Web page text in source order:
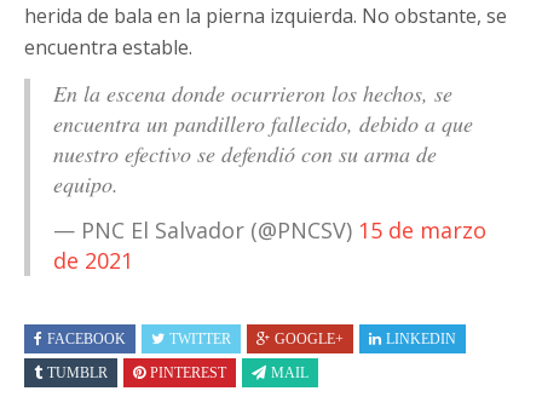
herida de bala en la pierna izquierda. No obstante, se
encuentra estable.
En la escena donde ocurrieron los hechos, se
encuentra un pandillero fallecido, debido a que
nuestro efectivo se defendió con su arma de
equipo.
— PNC El Salvador (@PNCSV) 15 de marzo
de 2021
FACEBOOK TWITTER GOOGLE+
LINKEDIN
TUMBLR
PINTEREST MAIL